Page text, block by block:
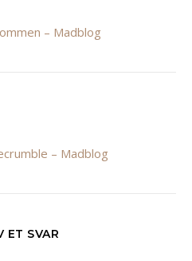
– Madblog
– Madblog
ET SVAR